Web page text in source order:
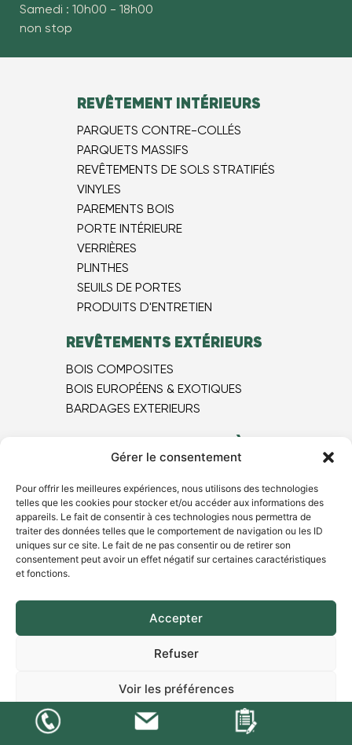
Gérer le consentement
Pour offrir les meilleures expériences, nous utilisons des technologies
telles que les cookies pour stocker et/ou accéder aux informations des
appareils. Le fait de consentir à ces technologies nous permettra de
traiter des données telles que le comportement de navigation ou les ID
uniques sur ce site. Le fait de ne pas consentir ou de retirer son
consentement peut avoir un effet négatif sur certaines caractéristiques
et fonctions.
Accepter
Refuser
Voir les préférences
Politique de cookies Déclaration de confidentialité
Samedi : 10h00 - 18h00
non stop
REVÊTEMENT INTÉRIEURS
PARQUETS CONTRE-COLLÉS
PARQUETS MASSIFS
REVÊTEMENTS DE SOLS STRATIFIÉS
VINYLES
PAREMENTS BOIS
PORTE INTÉRIEURE
VERRIÈRES
PLINTHES
SEUILS DE PORTES
PRODUITS D'ENTRETIEN
REVÊTEMENTS EXTÉRIEURS
BOIS COMPOSITES
BOIS EUROPÉEN​S & EXOTIQUES
BARDAGES EXTERIEURS
MAGASIN DE PARQUET À LYON
NOS PRODUITS
NOTRE SHOWROOM
BLOG
NOUS CONTACTER
CONDITIONS GÉNÉRALES DE VENTE
MENTIONS LÉGALES
© 2018-2025 ALL RIGHTS RESERVED​ SOLEGNO - CRÉATION